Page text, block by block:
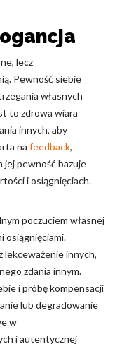
lecz
Pewność siebie
własnych
to zdrowa wiara
innych, aby
na feedback,
jej pewność bazuje
i osiągnięciach.
poczuciem własnej
osiągnięciami.
lekceważenie innych,
zdania innym.
i próbę kompensacji
lub degradowanie
w
i autentycznej